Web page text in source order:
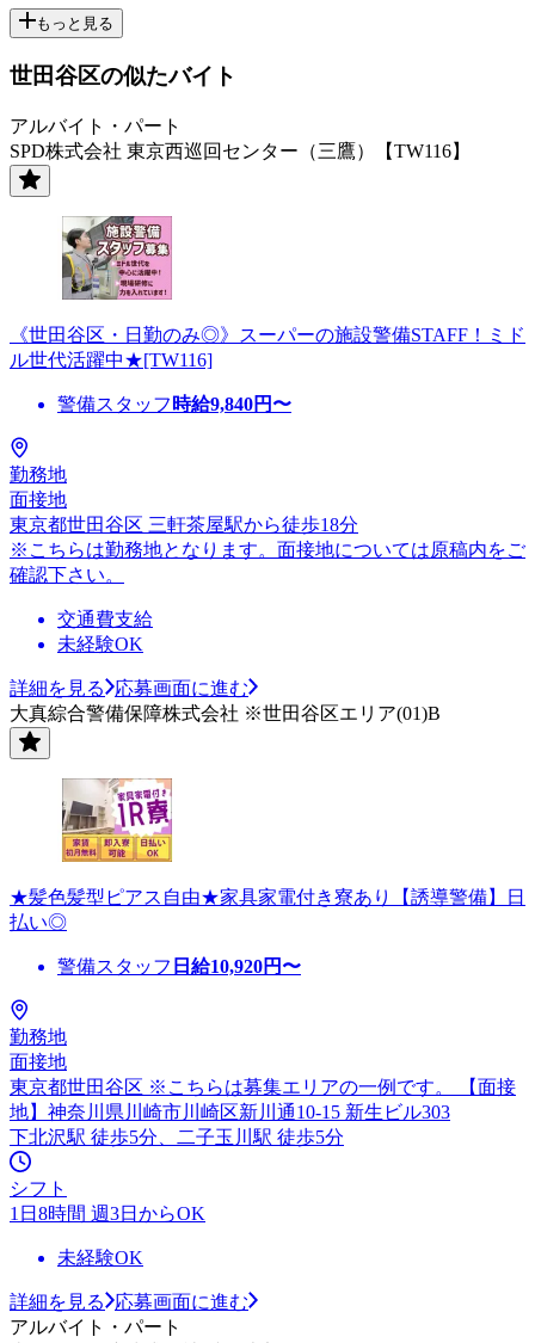
もっと見る
世田谷区の似たバイト
アルバイト・パート
SPD株式会社 東京西巡回センター（三鷹）【TW116】
《世田谷区・日勤のみ◎》スーパーの施設警備STAFF！ミド
ル世代活躍中★[TW116]
警備スタッフ 時給9,840円〜
勤務地
面接地
東京都世田谷区 三軒茶屋駅から徒歩18分
※こちらは勤務地となります。面接地については原稿内をご
確認下さい。
交通費支給
未経験OK
詳細を見る
応募画面に進む
大真綜合警備保障株式会社 ※世田谷区エリア(01)B
★髪色髪型ピアス自由★家具家電付き寮あり【誘導警備】日
払い◎
警備スタッフ 日給10,920円〜
勤務地
面接地
東京都世田谷区 ※こちらは募集エリアの一例です。 【面接
地】神奈川県川崎市川崎区新川通10-15 新生ビル303
下北沢駅 徒歩5分、二子玉川駅 徒歩5分
シフト
1日8時間 週3日からOK
未経験OK
詳細を見る
応募画面に進む
アルバイト・パート